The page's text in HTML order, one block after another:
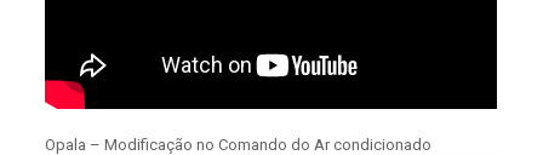
Opala – Modificação no Comando do Ar condicionado